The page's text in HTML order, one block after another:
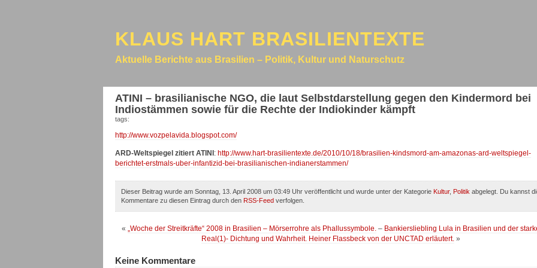
KLAUS HART BRASILIENTEXTE
Aktuelle Berichte aus Brasilien – Politik, Kultur und Naturschutz
ATINI – brasilianische NGO, die laut Selbstdarstellung gegen den Kindermord bei
Indiostämmen sowie für die Rechte der Indiokinder kämpft
tags:
http://www.vozpelavida.blogspot.com/
ARD-Weltspiegel zitiert ATINI : http://www.hart-brasilientexte.de/2010/10/18/brasilien-kindsmord-am-amazonas-ard-weltspiegel-
berichtet-erstmals-uber-infantizid-bei-brasilianischen-indianerstammen/
Dieser Beitrag wurde am Sonntag, 13. April 2008 um 03:49 Uhr veröffentlicht und wurde unter der Kategorie Kultur, Politik abgelegt. Du kannst
Kommentare zu diesen Eintrag durch den RSS-Feed verfolgen.
« „Woche der Streitkräfte“ 2008 in Brasilien – Mörserrohre als Phallussymbole. – Bankiersliebling Lula in Brasilien und der
Real(1)- Dichtung und Wahrheit. Heiner Flassbeck von der UNCTAD erläutert. »
Keine Kommentare